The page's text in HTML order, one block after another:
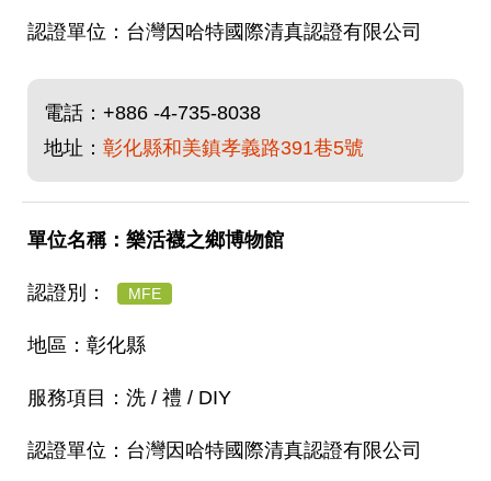
台灣因哈特國際清真認證有限公司
電話： +886 -4-735-8038
地址： 彰化縣和美鎮孝義路391巷5號
樂活襪之鄉博物館
MFE
彰化縣
洗 / 禮 / DIY
台灣因哈特國際清真認證有限公司